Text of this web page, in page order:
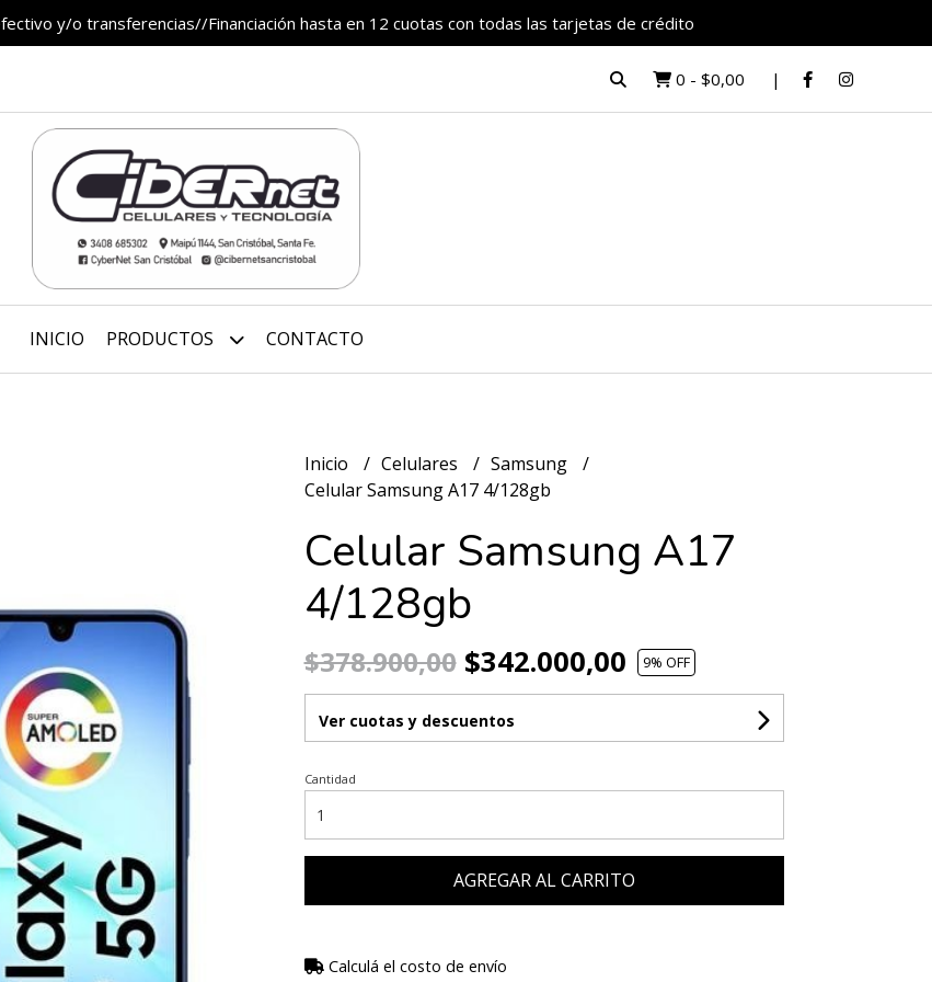
y/o transferencias//Financiación hasta en 12 cuotas con todas las tarjetas de crédito
0 - $0,00
INICIO PRODUCTOS CONTACTO
Inicio Celulares
Samsung
Celular Samsung A17 4/128gb
Celular Samsung A17
4/128gb
$378.900,00$342.000,00 9% OFF
Ver cuotas y descuentos
Cantidad
AGREGAR AL CARRITO
Calculá el costo de envío